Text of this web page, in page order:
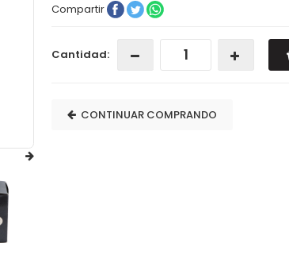
Compartir
Cantidad:
CONTINUAR COMPRANDO